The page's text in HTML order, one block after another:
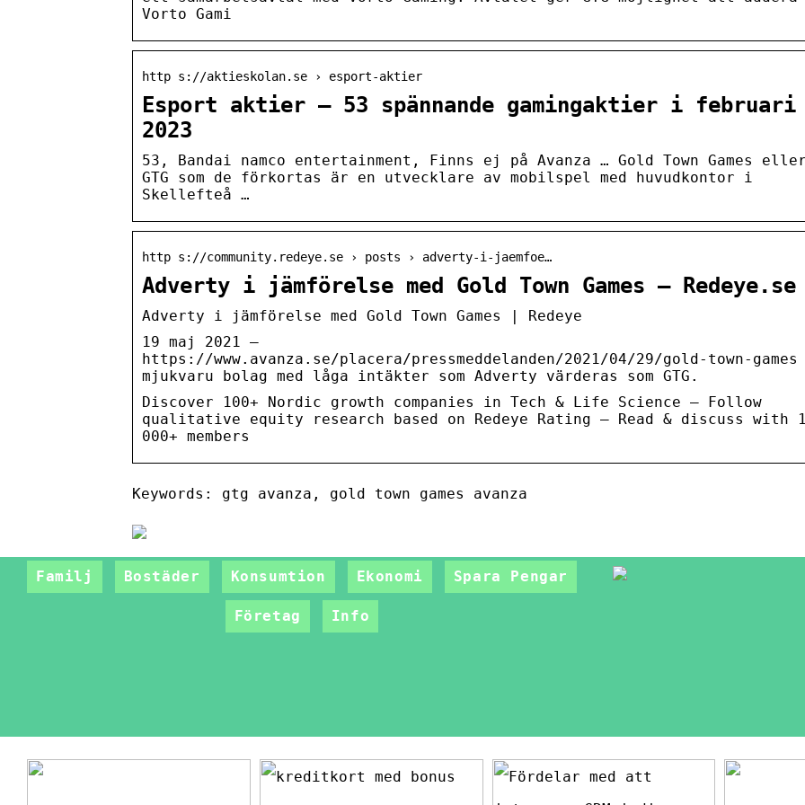
Vorto Gami
http s://aktieskolan.se › esport-aktier
Esport aktier – 53 spännande gamingaktier i februari
2023
53, Bandai namco entertainment, Finns ej på Avanza … Gold Town Games
GTG som de förkortas är en utvecklare av mobilspel med huvudkontor i
Skellefteå …
http s://community.redeye.se › posts › adverty-i-jaemfoe…
Adverty i jämförelse med Gold Town Games – Redeye.se
Adverty i jämförelse med Gold Town Games | Redeye
19 maj 2021 —
https://www.avanza.se/placera/pressmeddelanden/2021/04/29/gold-town-games
mjukvaru bolag med låga intäkter som Adverty värderas som GTG.
Discover 100+ Nordic growth companies in Tech & Life Science – Follow
qualitative equity research based on Redeye Rating – Read & discuss with
000+ members
Keywords: gtg avanza, gold town games avanza
Familj Bostäder Konsumtion Ekonomi Spara Pengar
Företag Info